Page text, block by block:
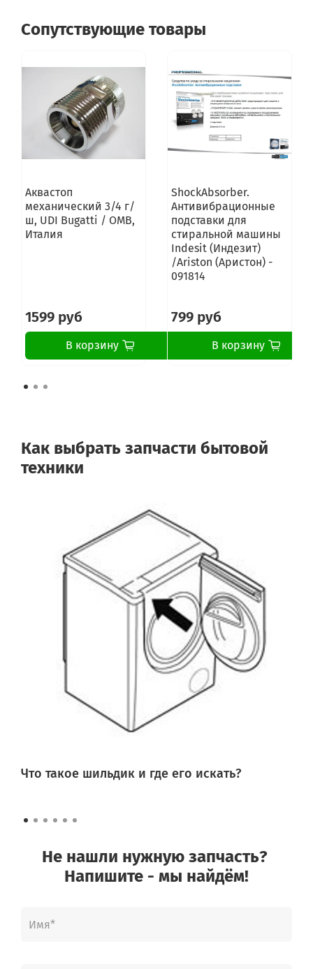
Сопутствующие товары
Аквастоп
механический 3/4 г/
ш, UDI Bugatti / OMB,
Италия
1599 руб
В корзину
ShockAbsorber.
Антивибрационные
подставки для
стиральной машины
Indesit (Индезит)
/Ariston (Аристон) -
091814
799 руб
В корзину
Как выбрать запчасти бытовой
техники
Что такое шильдик и где его искать?
Не нашли нужную запчасть?
Напишите - мы найдём!